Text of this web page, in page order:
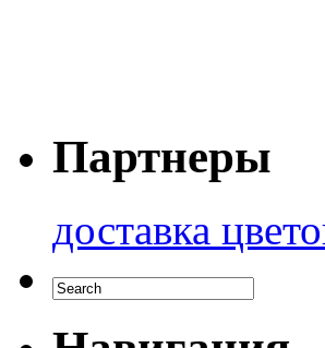
Партнеры
доставка